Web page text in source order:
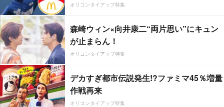
オリコンタイアップ特集
森崎ウィン×向井康二“両片思い”にキュン
が止まらん！
オリコンタイアップ特集
デカすぎ都市伝説発生!?ファミマ45％増量
作戦再来
オリコンタイアップ特集